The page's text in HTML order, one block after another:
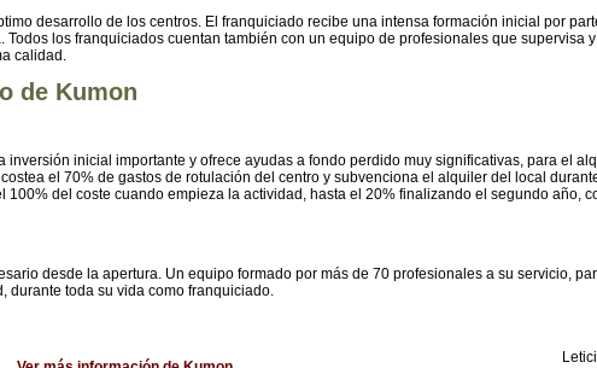
desarrollo de los centros. El franquiciado recibe una intensa formación inicial por
los franquiciados cuentan también con un equipo de profesionales que supervisa y
calidad.
de Kumon
inicial importante y ofrece ayudas a fondo perdido muy significativas, para el
el 70% de gastos de rotulación del centro y subvenciona el alquiler del local
del coste cuando empieza la actividad, hasta el 20% finalizando el segundo año,
desde la apertura. Un equipo formado por más de 70 profesionales a su servicio,
durante toda su vida como franquiciado.